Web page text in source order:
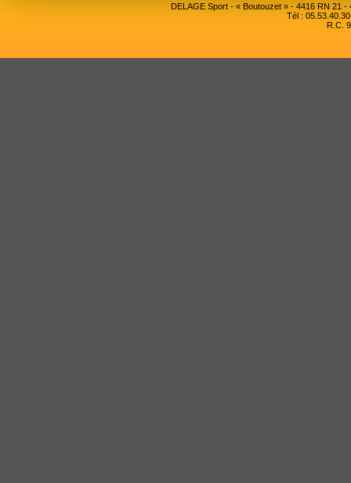
DELAGE Sport - « Boutouzet » - 4416 RN 21
Tél :
R.C.